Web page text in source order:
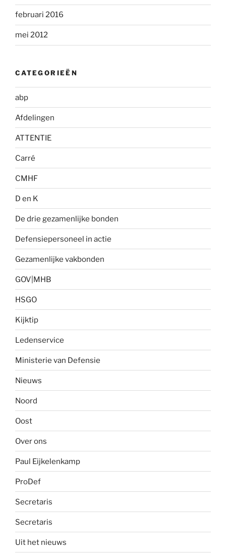
februari 2016
mei 2012
CATEGORIEËN
abp
Afdelingen
ATTENTIE
Carré
CMHF
D en K
De drie gezamenlijke bonden
Defensiepersoneel in actie
Gezamenlijke vakbonden
GOV|MHB
HSGO
Kijktip
Ledenservice
Ministerie van Defensie
Nieuws
Noord
Oost
Over ons
Paul Eijkelenkamp
ProDef
Secretaris
Secretaris
Uit het nieuws